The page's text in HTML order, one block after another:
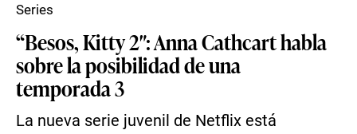
“Besos, Kitty 2″: Anna Cathcart habla
sobre la posibilidad de una
temporada 3
La nueva serie juvenil de Netflix está
Series